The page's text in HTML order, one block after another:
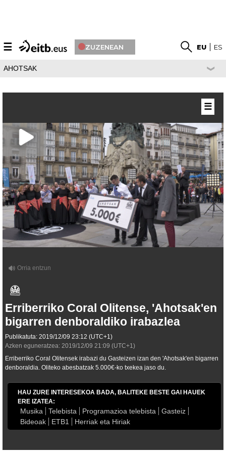
☰ ZUZENEAN EU ES
AHOTSAK
Erriberriko Coral Olitense, 'Ahotsak'en
bigarren denboraldiko irabazlea
Publikatuta: 2019/12/09 23:12 (UTC+1)
Azken eguneratzea: 2019/12/09 21:09 (UTC+1)
Erriberriko Coral Olitensek irabazi du Gasteizen izan den 'Ahotsak'en bigarren
denboraldia. Oliteko abesbatzak 5.000€-ko txekea jaso du.
HAU ZURE INTERESEKOA BADA, BALITEKE BESTE GAI HAUEK
ERE IZATEA:
Musika Telebista Programazioa telebista
Gasteiz
Bideoak
ETB1 Herriak eta Hiriak
☰